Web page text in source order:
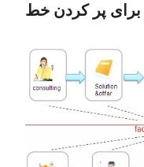
پر کردن خط